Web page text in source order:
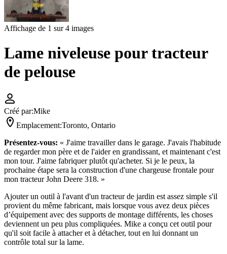
Affichage de 1 sur 4 images
Lame niveleuse pour tracteur
de pelouse
Créé par:Mike
Emplacement:Toronto, Ontario
Présentez-vous: « J'aime travailler dans le garage. J'avais l'habitude
de regarder mon père et de l'aider en grandissant, et maintenant c'est
mon tour. J'aime fabriquer plutôt qu'acheter. Si je le peux, la
prochaine étape sera la construction d'une chargeuse frontale pour
mon tracteur John Deere 318. »
Ajouter un outil à l'avant d'un tracteur de jardin est assez simple s'il
provient du même fabricant, mais lorsque vous avez deux pièces
d’équipement avec des supports de montage différents, les choses
deviennent un peu plus compliquées. Mike a conçu cet outil pour
qu'il soit facile à attacher et à détacher, tout en lui donnant un
contrôle total sur la lame.